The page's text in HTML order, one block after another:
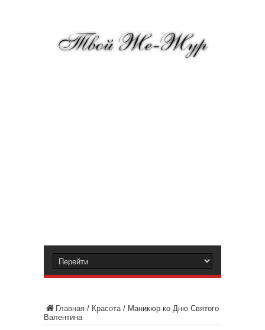
Главная / Красота/ Маникюр ко Дню Святого
Валентина